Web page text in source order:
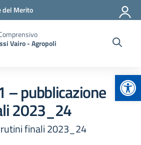
del Merito
Vairo - Agropoli
– pubblicazione
2023_24
finali 2023_24